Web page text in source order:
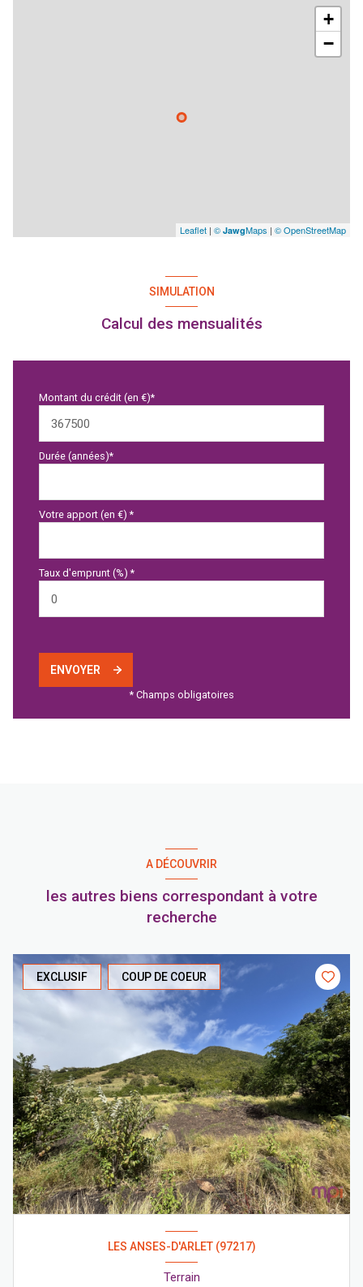
+
−
Leaflet | © JawgMaps | © OpenStreetMap
SIMULATION
Calcul des mensualités
Montant du crédit (en €)*
Durée (années)*
Votre apport (en €) *
Taux d'emprunt (%) *
ENVOYER
* Champs obligatoires
A DÉCOUVRIR
les autres biens correspondant à votre
recherche
EXCLUSIF COUP DE COEUR
LES ANSES-D'ARLET (97217)
Terrain